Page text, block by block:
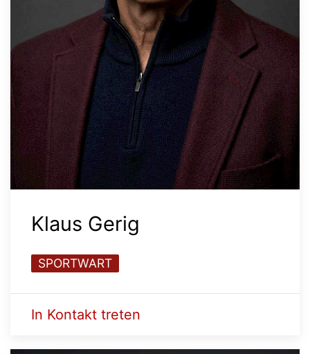
Klaus Gerig
SPORTWART
In Kontakt treten